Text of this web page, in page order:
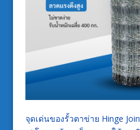
จุดเด่นของรั้วตาข่าย Hinge